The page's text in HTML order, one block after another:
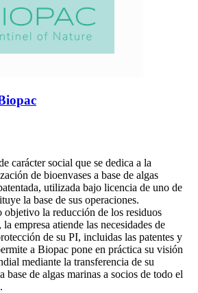
carácter social que se dedica a la
de bioenvases a base de algas
utilizada bajo licencia de uno de
la base de sus operaciones.
la reducción de los residuos
empresa atiende las necesidades de
de su PI, incluidas las patentes y
a Biopac pone en práctica su visión
mediante la transferencia de su
base de algas marinas a socios de todo el